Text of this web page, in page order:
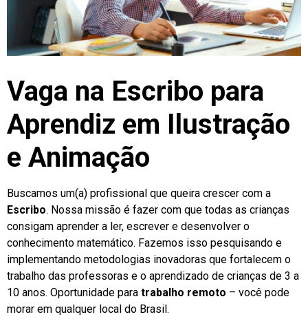
Vaga na Escribo para
Aprendiz em Ilustração
e Animação
Buscamos um(a) profissional que queira crescer com a
Escribo. Nossa missão é fazer com que todas as crianças
consigam aprender a ler, escrever e desenvolver o
conhecimento matemático. Fazemos isso pesquisando e
implementando metodologias inovadoras que fortalecem o
trabalho das professoras e o aprendizado de crianças de 3 a
10 anos. Oportunidade para trabalho remoto – você pode
morar em qualquer local do Brasil.